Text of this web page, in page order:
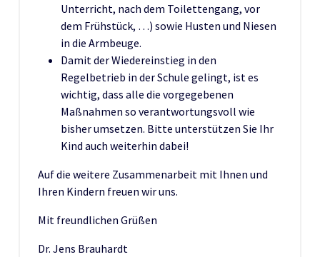
Unterricht, nach dem Toilettengang, vor
dem Frühstück, …) sowie Husten und Niesen
in die Armbeuge.
Damit der Wiedereinstieg in den
Regelbetrieb in der Schule gelingt, ist es
wichtig, dass alle die vorgegebenen
Maßnahmen so verantwortungsvoll wie
bisher umsetzen. Bitte unterstützen Sie Ihr
Kind auch weiterhin dabei!
Auf die weitere Zusammenarbeit mit Ihnen und
Ihren Kindern freuen wir uns.
Mit freundlichen Grüßen
Dr. Jens Brauhardt